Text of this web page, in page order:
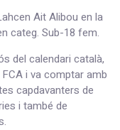
Ait Alibou en la
categ. Sub-18 fem.
del calendari català,
i va comptar amb
capdavanters de
i també de